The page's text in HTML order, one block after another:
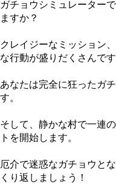
ガチョウシミュレーター
ますか？
クレイジーなミッション
な行動が盛りだくさんです
あなたは完全に狂ったガ
す。
そして、静かな村で一連
トを開始します。
厄介で迷惑なガチョウと
くり返しましょう！